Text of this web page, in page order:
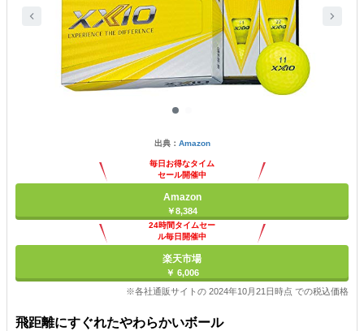
出典： Amazon
毎日お得なタイム
セール開催中
Amazon
￥8,384
24時間タイムセー
ル毎日開催中
楽天市場
￥ 6,006
※各社通販サイトの 2024年10月21日時点 での税込価格
飛距離にすぐれたやわらかいボール